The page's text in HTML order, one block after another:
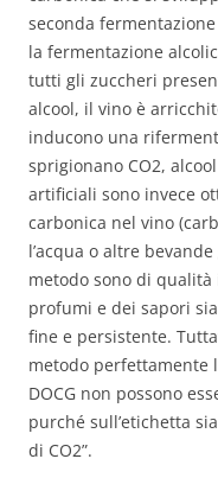
seconda
la fermentazione
tutti gli zuccheri
alcool, il vino è
inducono una
sprigionano CO2,
artificiali sono invece
carbonica nel vino
l’acqua o altre
metodo sono di
profumi e dei sapori
fine e persistente.
metodo perfettamente
DOCG non possono
purché sull’etichetta
di CO2”.